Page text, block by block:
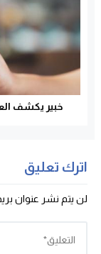
خبير يكشف
اترك تعليق
لن يتم نشر عنوان